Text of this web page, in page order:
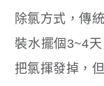
除氯方式，傳
裝水擺個3~4
把氯揮發掉，